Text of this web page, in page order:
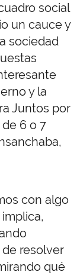
social
un cauce y
sociedad
y la
Juntos por
6 o 7
con algo
resolver
qué